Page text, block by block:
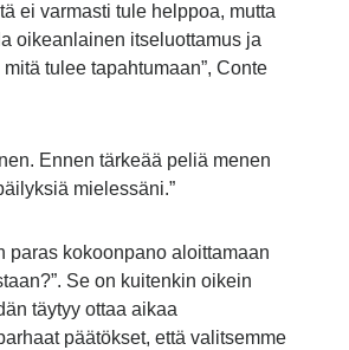
ei varmasti tule helppoa, mutta
oikeanlainen itseluottamus ja
tulee tapahtumaan”, Conte
Ennen tärkeää peliä menen
mielessäni.”
paras kokoonpano aloittamaan
Se on kuitenkin oikein
täytyy ottaa aikaa
päätökset, että valitsemme